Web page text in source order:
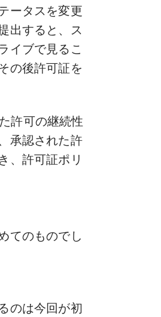
ータスを変更
出すると、ス
イブで見るこ
の後許可証を
許可の継続性
承認された許
、許可証ポリ
てのものでし
のは今回が初